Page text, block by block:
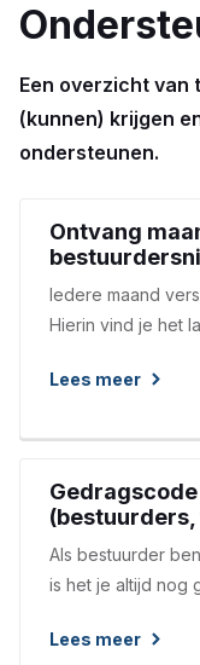
Een overzicht van
(kunnen) krijgen
ondersteunen.
Ontvang
Iedere maand
Hierin vind je het
ontvangt deze
wil je wel graag
onderwerpen uit
ieder
personen worden
relevante
Lees meer
Als bestuurder
is het je altijd nog
maar goed. Toch
Lees meer